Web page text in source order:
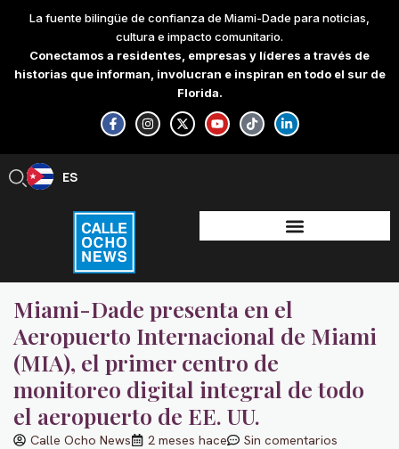
content
La fuente bilingüe de confianza de Miami-Dade para noticias,
cultura e impacto comunitario.
Conectamos a residentes, empresas y líderes a través de
historias que informan, involucran e inspiran en todo el sur de
Florida.
F
a
c
e
-
f
I
n
s
t
X
-
t
w
Y
o
u
t
T
i
k
t
L
i
n
k
-
i
n
ES
EN
Miami-Dade presenta en el
Aeropuerto Internacional de Miami
(MIA), el primer centro de
monitoreo digital integral de todo
el aeropuerto de EE. UU.
Calle Ocho News 2 meses hace Sin comentarios